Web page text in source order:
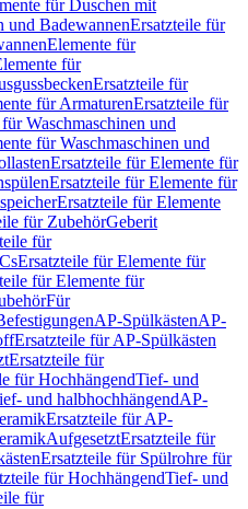
für Duschen mit
und BadewannenErsatzteile für
Elemente für
für
Ersatzteile für
für ArmaturenErsatzteile für
Waschmaschinen und
für Waschmaschinen und
Ersatzteile für Elemente für
Ersatzteile für Elemente für
Ersatzteile für Elemente
für ZubehörGeberit
für
Ersatzteile für Elemente für
für Elemente für
Für
AP-SpülkästenAP-
Ersatzteile für AP-Spülkästen
Ersatzteile für
für HochhängendTief- und
und halbhochhängendAP-
Ersatzteile für AP-
AufgesetztErsatzteile für
Ersatzteile für Spülrohre für
für HochhängendTief- und
für